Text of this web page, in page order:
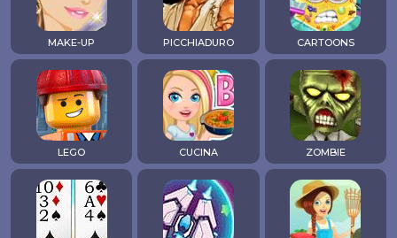
MAKE-UP PICCHIADURO CARTOONS
LEGO CUCINA ZOMBIE